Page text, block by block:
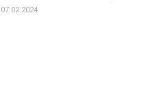
07.02.2024